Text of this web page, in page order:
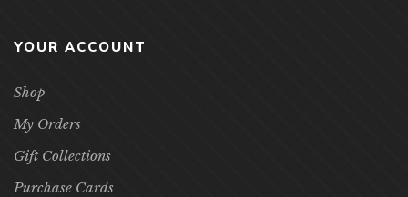
YOUR ACCOUNT
Shop
My Orders
Gift Collections
Purchase Cards